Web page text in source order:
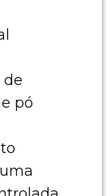
de
pó